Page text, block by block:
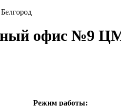
Белгород
офис №9
Режим работы: